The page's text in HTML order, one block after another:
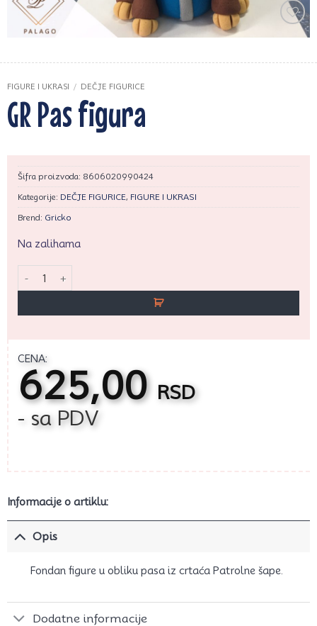
Zaprati
FIGURE I UKRASI / DEČJE FIGURICE
GR Pas figura
Šifra proizvoda: 8606020990424
Kategorije: DEČJE FIGURICE, FIGURE I UKRASI
Brend: Gricko
Na zalihama
CENA:
625,00 RSD
- sa PDV
Informacije o artiklu:
Opis
Fondan figure u obliku pasa iz crtaća Patrolne šape.
Dodatne informacije